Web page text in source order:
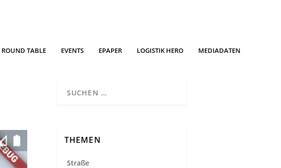
ROUND TABLE EVENTS EPAPER LOGISTIK HERO MEDIADATEN
THEMEN
Straße